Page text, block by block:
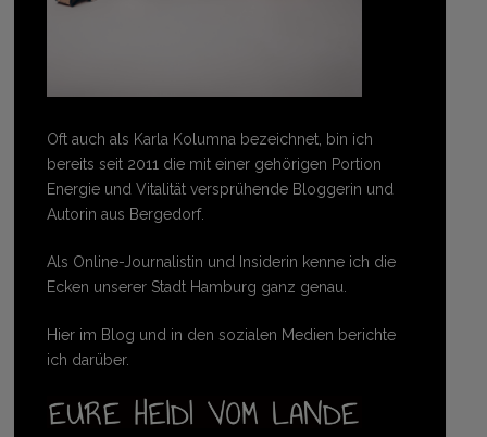
Oft auch als Karla Kolumna bezeichnet, bin ich
bereits seit 2011 die mit einer gehörigen Portion
Energie und Vitalität versprühende Bloggerin und
Autorin aus Bergedorf.
Als Online-Journalistin und Insiderin kenne ich die
Ecken unserer Stadt Hamburg ganz genau.
Hier im Blog und in den sozialen Medien berichte
ich darüber.